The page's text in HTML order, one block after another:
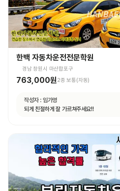
한백 자동차운전전문학원
경남 창원시 마산합포구
763,000원2종 보통(자동)
작성자 : 임가영
되게 친절하게 잘 가르쳐주세요!!